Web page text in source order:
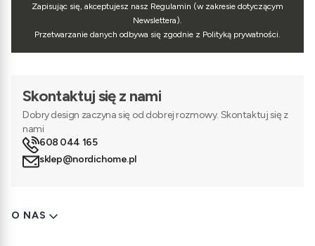
Zapisując się, akceptujesz nasz Regulamin (w zakresie dotyczącym
Newslettera).
Przetwarzanie danych odbywa się zgodnie z Polityką prywatności.
Skontaktuj się z nami
Dobry design zaczyna się od dobrej rozmowy. Skontaktuj się z
nami
608 044 165
sklep@nordichome.pl
Linki w stopce
O NAS